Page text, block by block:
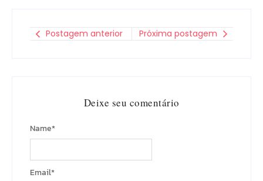
Postagem anterior Próxima postagem
Deixe seu comentário
Name*
Email*